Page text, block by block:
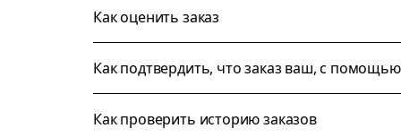
Как оценить заказ
Как подтвердить, что заказ ваш, с помощью
Как проверить историю заказов